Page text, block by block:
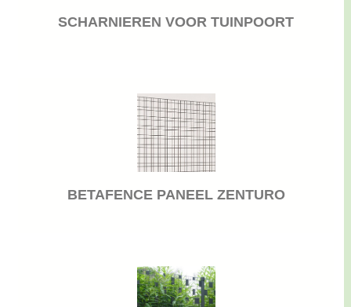
SCHARNIEREN VOOR TUINPOORT
BETAFENCE PANEEL ZENTURO